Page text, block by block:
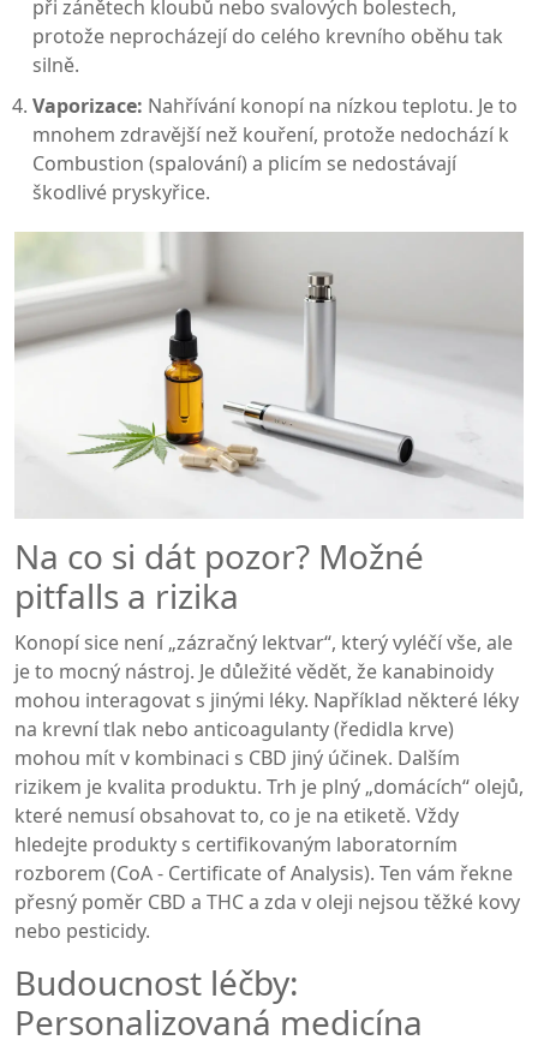
při zánětech kloubů nebo svalových bolestech,
protože neprocházejí do celého krevního oběhu tak
silně.
Vaporizace: Nahřívání konopí na nízkou teplotu. Je to
mnohem zdravější než kouření, protože nedochází k
Combustion (spalování) a plicím se nedostávají
škodlivé pryskyřice.
Na co si dát pozor? Možné
pitfalls a rizika
Konopí sice není „zázračný lektvar“, který vyléčí vše, ale
je to mocný nástroj. Je důležité vědět, že kanabinoidy
mohou interagovat s jinými léky. Například některé léky
na krevní tlak nebo anticoagulanty (ředidla krve)
mohou mít v kombinaci s CBD jiný účinek. Dalším
rizikem je kvalita produktu. Trh je plný „domácích“ olejů,
které nemusí obsahovat to, co je na etiketě. Vždy
hledejte produkty s certifikovaným laboratorním
rozborem (CoA - Certificate of Analysis). Ten vám řekne
přesný poměr CBD a THC a zda v oleji nejsou těžké kovy
nebo pesticidy.
Budoucnost léčby:
Personalizovaná medicína